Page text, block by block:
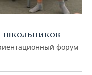
школьников
форум